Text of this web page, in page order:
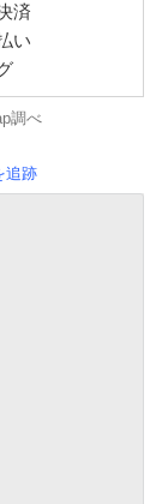
済
い
調べ
追跡